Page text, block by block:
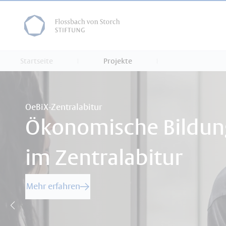
Startseite Projekte
OeBiX-Zentralabitur
Ökonomische
im Zentralabitur
Mehr erfahren